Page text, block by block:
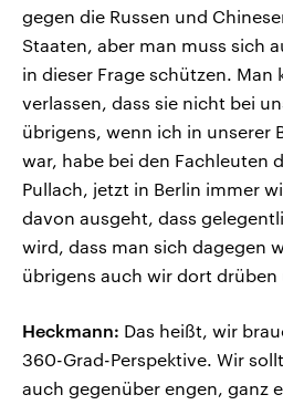
gegen die Russen und
Staaten, aber man muss sich
in dieser Frage schützen.
verlassen, dass sie nicht bei
übrigens, wenn ich in unserer
war, habe bei den Fachleuten
Pullach, jetzt in Berlin immer
davon ausgeht, dass
wird, dass man sich dagegen
übrigens auch wir dort
Heckmann: Das heißt, wir
360-Grad-Perspektive. Wir
auch gegenüber engen, ganz